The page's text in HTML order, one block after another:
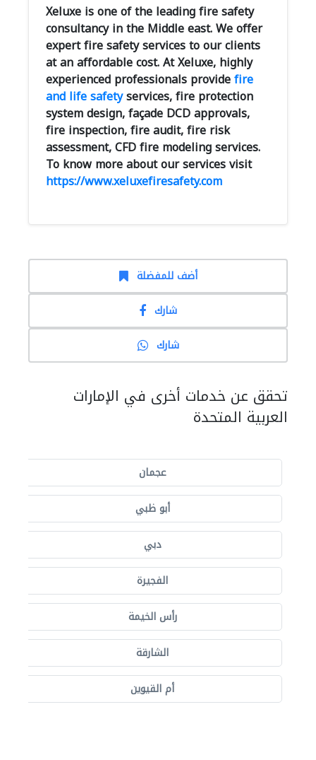
Xeluxe is one of the leading fire safety
consultancy in the Middle east. We offer
expert fire safety services to our clients
at an affordable cost. At Xeluxe, highly
experienced professionals providefire
and life safetyservices, fire protection
system design, façade DCD approvals,
fire inspection, fire audit, fire risk
assessment, CFD fire modeling services.
To know more about our services visit
https://www.xeluxefiresafety.com
أضف للمفضلة
شارك
شارك
تحقق عن خدمات أخرى في الإمارات
العربية المتحدة
عجمان
أبو ظبي
دبي
الفجيرة
رأس الخيمة
الشارقة
أم القيوين